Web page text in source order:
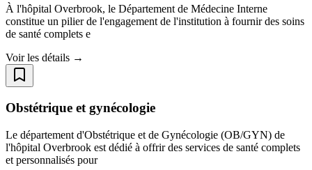
À l'hôpital Overbrook, le Département de Médecine Interne
constitue un pilier de l'engagement de l'institution à fournir des soins
de santé complets e
Voir les détails →
Obstétrique et gynécologie
Le département d'Obstétrique et de Gynécologie (OB/GYN) de
l'hôpital Overbrook est dédié à offrir des services de santé complets
et personnalisés pour